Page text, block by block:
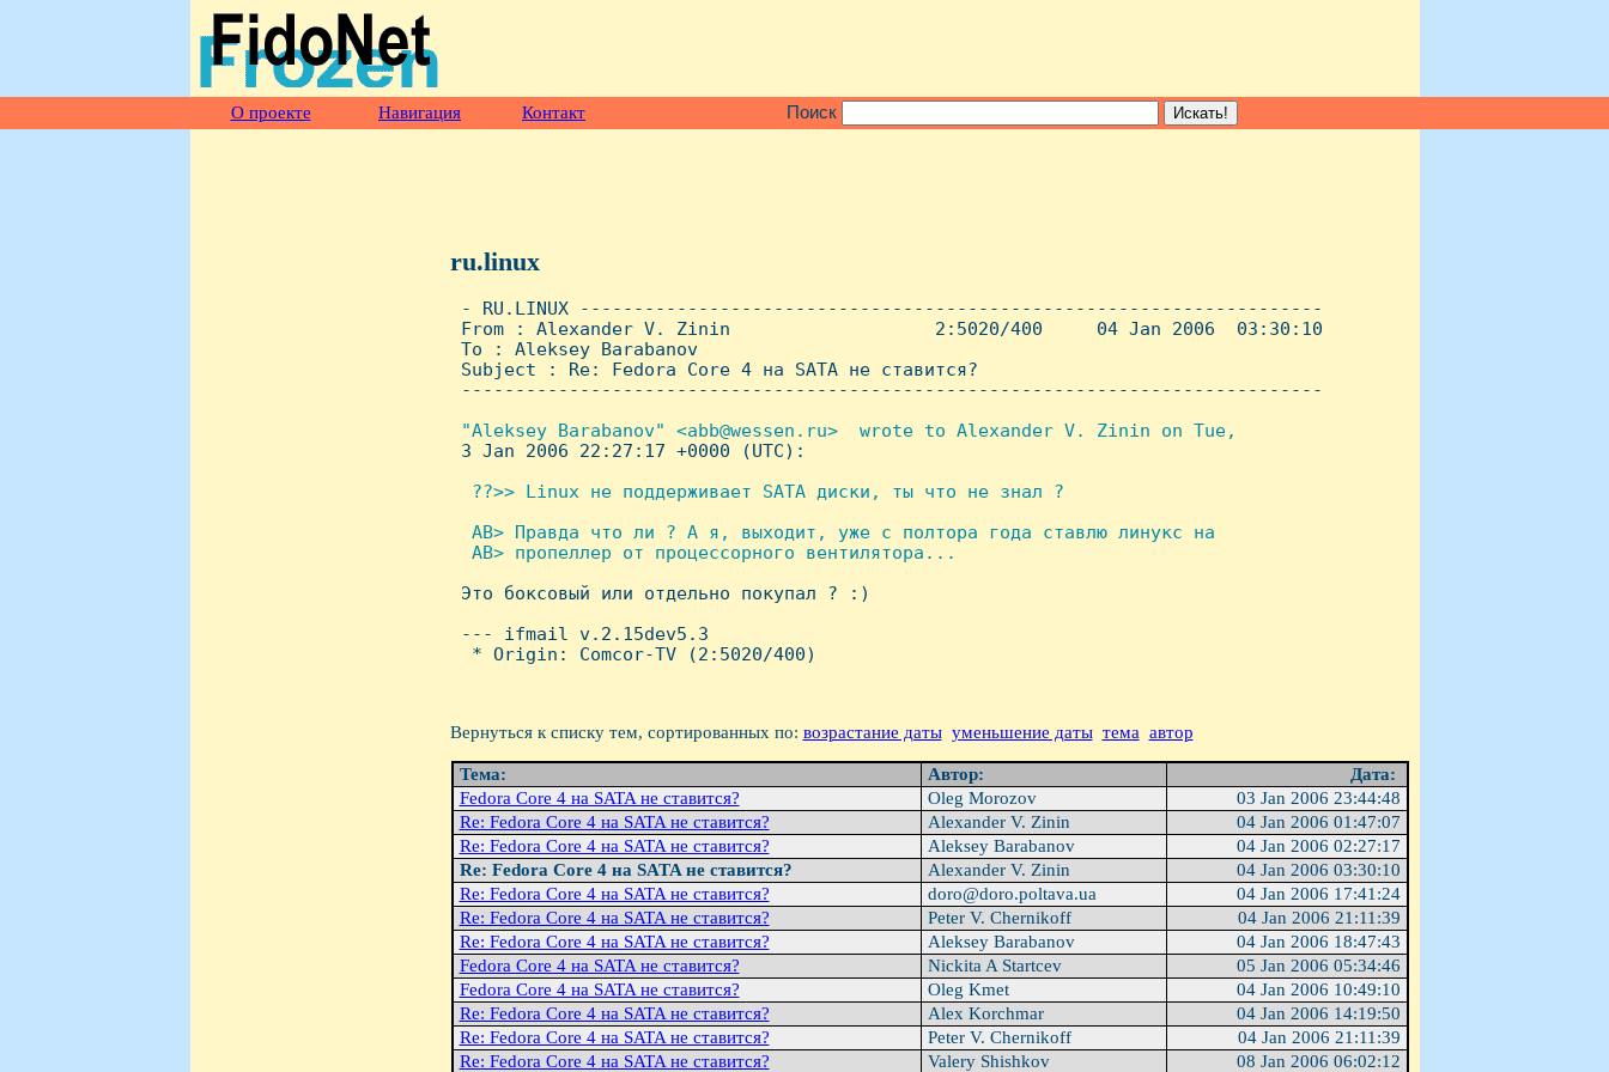
О проекте Навигация Контакт Поиск
ru.linux
- RU.LINUX ---------------------------------------------------------------------
From : Alexander V. Zinin                   2:5020/400     04 Jan 2006  03:30:10
To : Aleksey Barabanov
Subject : Re: Fedora Core 4 на SATA не ставится?
--------------------------------------------------------------------------------
"Aleksey Barabanov" <abb@wessen.ru>  wrote to Alexander V. Zinin on Tue,
3 Jan 2006 22:27:17 +0000 (UTC):
??>> Linux не поддерживает SATA диски, ты что не знал ?
AB> Правда что ли ? А я, выходит, уже с полтора года ставлю линукс на
  AB> пропеллер от процессорного вентилятора...
Это боксовый или отдельно покупал ? :)
--- ifmail v.2.15dev5.3
  * Origin: Comcor-TV (2:5020/400)
Вернуться к списку тем, сортированных по: возрастание даты уменьшение даты тема автор
Тема: Автор:
Дата:
Fedora Core 4 на SATA не ставится?
Oleg Morozov
03 Jan 2006 23:44:48
Re: Fedora Core 4 на SATA не ставится?
Alexander V. Zinin
04 Jan 2006 01:47:07
Re: Fedora Core 4 на SATA не ставится?
Aleksey Barabanov
04 Jan 2006 02:27:17
Re: Fedora Core 4 на SATA не ставится?
Alexander V. Zinin
04 Jan 2006 03:30:10
Re: Fedora Core 4 на SATA не ставится?
doro@doro.poltava.ua
04 Jan 2006 17:41:24
Re: Fedora Core 4 на SATA не ставится?
Peter V. Chernikoff
04 Jan 2006 21:11:39
Re: Fedora Core 4 на SATA не ставится?
Aleksey Barabanov
04 Jan 2006 18:47:43
Fedora Core 4 на SATA не ставится?
Nickita A Startcev
05 Jan 2006 05:34:46
Fedora Core 4 на SATA не ставится?
Oleg Kmet
04 Jan 2006 10:49:10
Re: Fedora Core 4 на SATA не ставится?
Alex Korchmar
04 Jan 2006 14:19:50
Re: Fedora Core 4 на SATA не ставится?
Peter V. Chernikoff
04 Jan 2006 21:11:39
Re: Fedora Core 4 на SATA не ставится?
Valery Shishkov 08 Jan 2006 06:02:12